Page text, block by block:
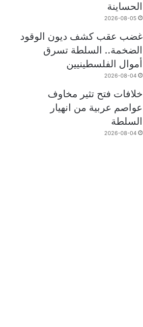
الحساينة
2026-08-05
غضب عقب كشف ديون الوقود
الضخمة.. السلطة تسرق
أموال الفلسطينيين
2026-08-04
خلافات فتح تثير مخاوف
عواصم عربية من انهيار
السلطة
2026-08-04